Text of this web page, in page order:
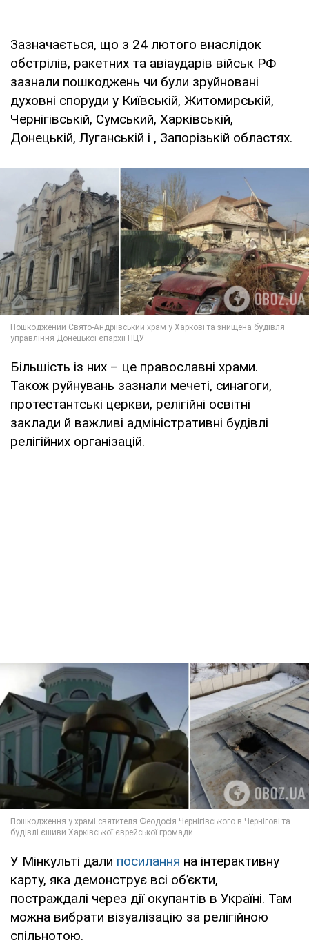
Зазначається, що з 24 лютого внаслідок
обстрілів, ракетних та авіаударів військ РФ
зазнали пошкоджень чи були зруйновані
духовні споруди у Київській, Житомирській,
Чернігівській, Сумський, Харківській,
Донецькій, Луганській і , Запорізькій областях.
Більшість із них – це православні храми.
Також руйнувань зазнали мечеті, синагоги,
протестантські церкви, релігійні освітні
заклади й важливі адміністративні будівлі
релігійних організацій.
У Мінкульті дали посилання на інтерактивну
карту, яка демонструє всі об’єкти,
постраждалі через дії окупантів в Україні. Там
можна вибрати візуалізацію за релігійною
спільнотою.